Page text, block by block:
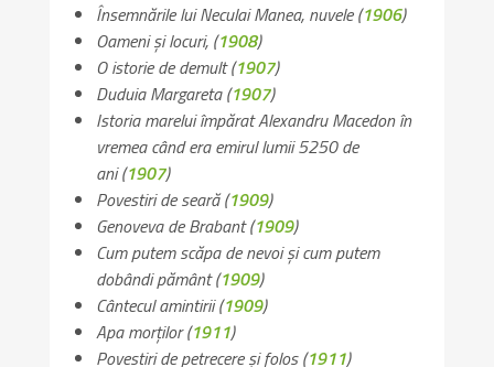
Însemnările lui Neculai Manea, nuvele (1906)
Oameni și locuri, (1908)
O istorie de demult(1907)
Duduia Margareta(1907)
Istoria marelui împărat Alexandru Macedon în
vremea când era emirul lumii 5250 de
ani(1907)
Povestiri de seară(1909)
Genoveva de Brabant(1909)
Cum putem scăpa de nevoi și cum putem
dobândi pământ(1909)
Cântecul amintirii(1909)
Apa morților(1911)
Povestiri de petrecere și folos(1911)